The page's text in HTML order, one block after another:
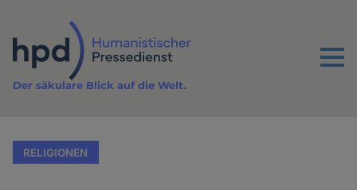
Inhalt
Menu
Der säkulare Blick auf die Welt.
RELIGIONEN